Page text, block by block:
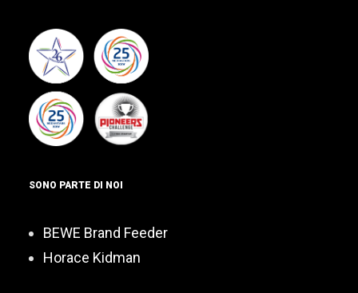
SONO PARTE DI NOI
BEWE Brand Feeder
Horace Kidman